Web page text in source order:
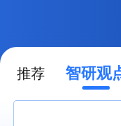
推荐 智研观